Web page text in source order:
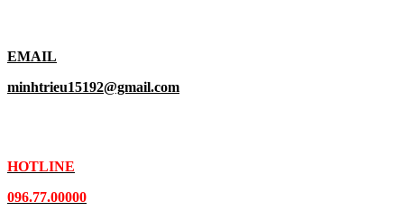
EMAIL
minhtrieu15192@gmail.com
HOTLINE
096.77.00000